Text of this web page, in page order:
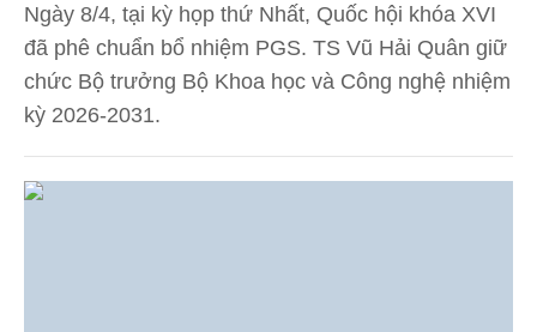
Ngày 8/4, tại kỳ họp thứ Nhất, Quốc hội khóa XVI
đã phê chuẩn bổ nhiệm PGS. TS Vũ Hải Quân giữ
chức Bộ trưởng Bộ Khoa học và Công nghệ nhiệm
kỳ 2026-2031.